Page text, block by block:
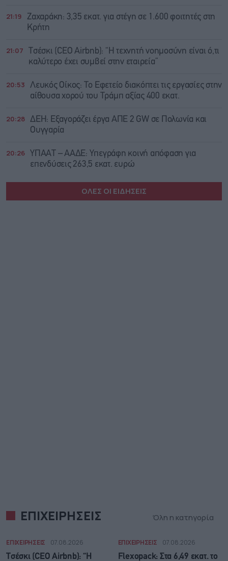
21:19
Ζαχαράκη: 3,35 εκατ. για στέγη σε 1.600 φοιτητές στη
Κρήτη
21:07
Τσέσκι (CEO Airbnb): “Η τεχνητή νοημοσύνη είναι ό,τι
καλύτερο έχει συμβεί στην εταιρεία”
20:53
Λευκός Οίκος: Το Εφετείο διακόπτει τις εργασίες στην
αίθουσα χορού του Τράμπ αξίας 400 εκατ.
20:28 ΔΕΗ: Εξαγοράζει έργα ΑΠΕ 2 GW σε Πολωνία και
Ουγγαρία
20:26
ΥΠΑΑΤ – ΑΑΔΕ: Υπεγράφη κοινή απόφαση για
επενδύσεις 263,5 εκατ. ευρώ
ΟΛΕΣ ΟΙ ΕΙΔΗΣΕΙΣ
ΕΠΙΧΕΙΡΗΣΕΙΣ Όλη η κατηγορία
ΕΠΙΧΕΙΡΗΣΕΙΣ 07.08.2026
Τσέσκι (CEO Airbnb): “Η
ΕΠΙΧΕΙΡΗΣΕΙΣ 07.08.2026
Flexopack: Στα 6,49 εκατ. το